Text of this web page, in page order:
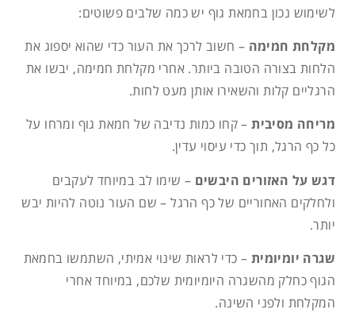
לשימוש נכון בחמאת גוף יש כמה שלבים פשוטים:
מקלחת חמימה – חשוב לרכך את העור כדי שהוא יספוג את
הלחות בצורה הטובה ביותר. אחרי מקלחת חמימה, יבשו את
הרגליים קלות והשאירו אותן מעט לחות.
מריחה מסיבית– קחו כמות נדיבה של חמאת גוף ומרחו על
כל כף הרגל, תוך כדי עיסוי עדין.
דגש על האזורים היבשים – שימו לב במיוחד לעקבים
ולחלקים האחוריים של כף הרגל – שם העור נוטה להיות יבש
יותר.
שגרה יומיומית – כדי לראות שינוי אמיתי, השתמשו בחמאת
הגוף כחלק מהשגרה היומיומית שלכם, במיוחד אחרי
המקלחת ולפני השינה.